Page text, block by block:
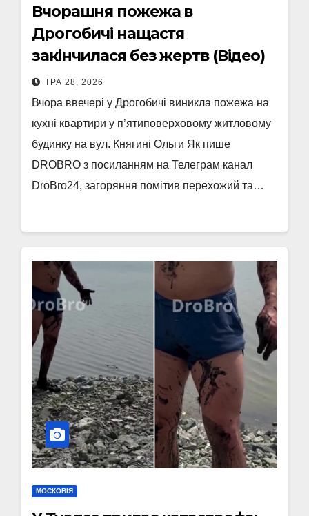
Вчорашня пожежа в
Дрогобичі нащастя
закінчилася без жертв (Відео)
ТРА 28, 2026
Вчора ввечері у Дрогобичі виникла пожежа на
кухні квартири у п’ятиповерховому житловому
будинку на вул. Княгині Ольги Як пише
DROBRO з посиланням на Телеграм канал
DroBro24, загоряння помітив перехожий та…
МОСКОВІЯ